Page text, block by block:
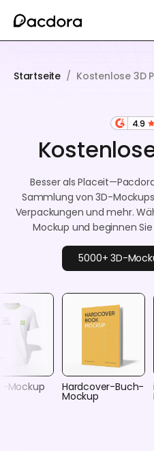
Startseite / Kostenlose 3D
4.9
Besser als
Sammlung von 3D-
Verpackungen und mehr.
Mockup und beginnen
5000+ 3D-
Mockup Hardcover-Buch-
Mockup